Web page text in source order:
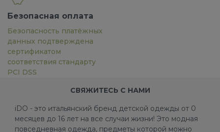
Безопасная оплата
Безопасность платёжных
данных подтверждена
сертификатом
соответствия стандарту
PCI DSS
СВЯЖИТЕСЬ С НАМИ
iDO - это итальянский бренд детской одежды от 0
месяцев до 16 лет на все случаи жизни! Это модная
повседневная одежда, предметы которой можно